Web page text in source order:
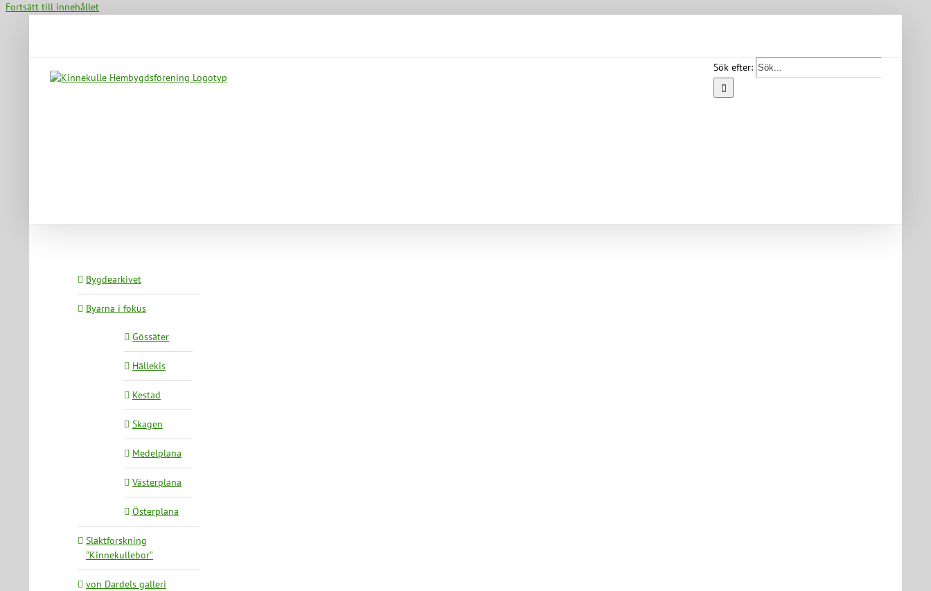
Fortsätt till innehållet
Sök efter:
Bygdearkivet
Byarna i fokus
Gössäter
Hällekis
Kestad
Skagen
Medelplana
Västerplana
Österplana
Släktforskning
”Kinnekullebor”
von Dardels galleri